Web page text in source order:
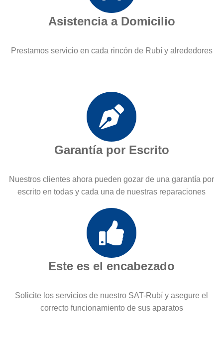
Asistencia a Domicilio
Prestamos servicio en cada rincón de Rubí y alrededores
Garantía por Escrito
Nuestros clientes ahora pueden gozar de una garantía por
escrito en todas y cada una de nuestras reparaciones
Este es el encabezado
Solicite los servicios de nuestro SAT-Rubí y asegure el
correcto funcionamiento de sus aparatos